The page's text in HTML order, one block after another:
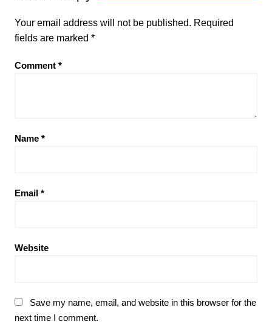
Your email address will not be published. Required
fields are marked *
Comment *
Name *
Email *
Website
Save my name, email, and website in this browser for the
next time I comment.